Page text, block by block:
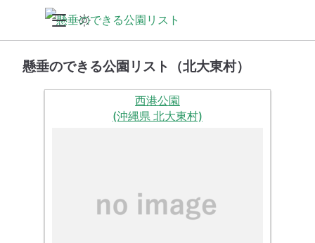
懸垂のできる公園リスト（北大東村）
西港公園
(沖縄県 北大東村)